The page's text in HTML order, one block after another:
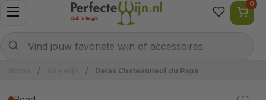
Ga naar content
Menu openen
Vind jouw favoriete wijn of accessoires
0
/ / Delas Chateauneuf du Pape